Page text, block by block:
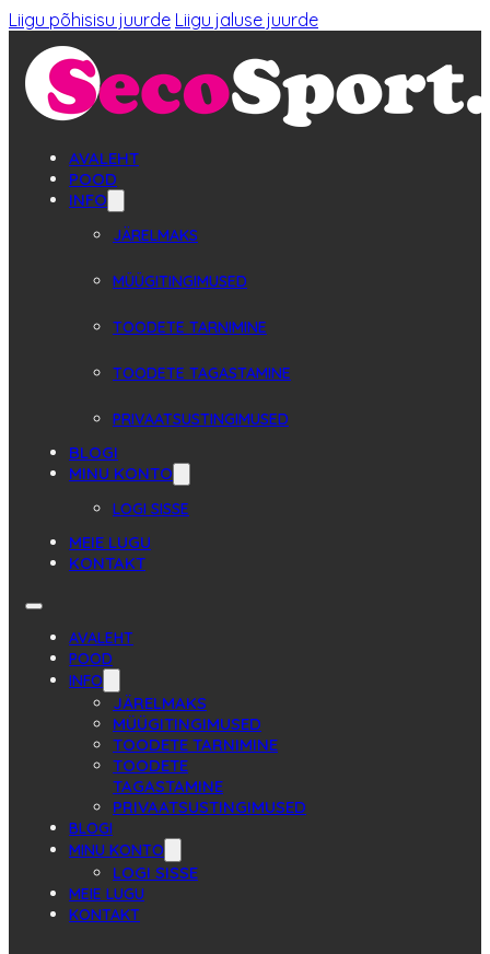
Liigu põhisisu juurde Liigu jaluse juurde
AVALEHT
POOD
INFO
JÄRELMAKS
MÜÜGITINGIMUSED
TOODETE TARNIMINE
TOODETE TAGASTAMINE
PRIVAATSUSTINGIMUSED
BLOGI
MINU KONTO
LOGI SISSE
MEIE LUGU
KONTAKT
AVALEHT
POOD
INFO
JÄRELMAKS
MÜÜGITINGIMUSED
TOODETE TARNIMINE
TOODETE
TAGASTAMINE
PRIVAATSUSTINGIMUSED
BLOGI
MINU KONTO
LOGI SISSE
MEIE LUGU
KONTAKT